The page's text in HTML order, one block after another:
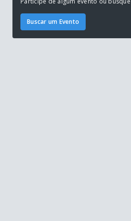
Buscar um Evento